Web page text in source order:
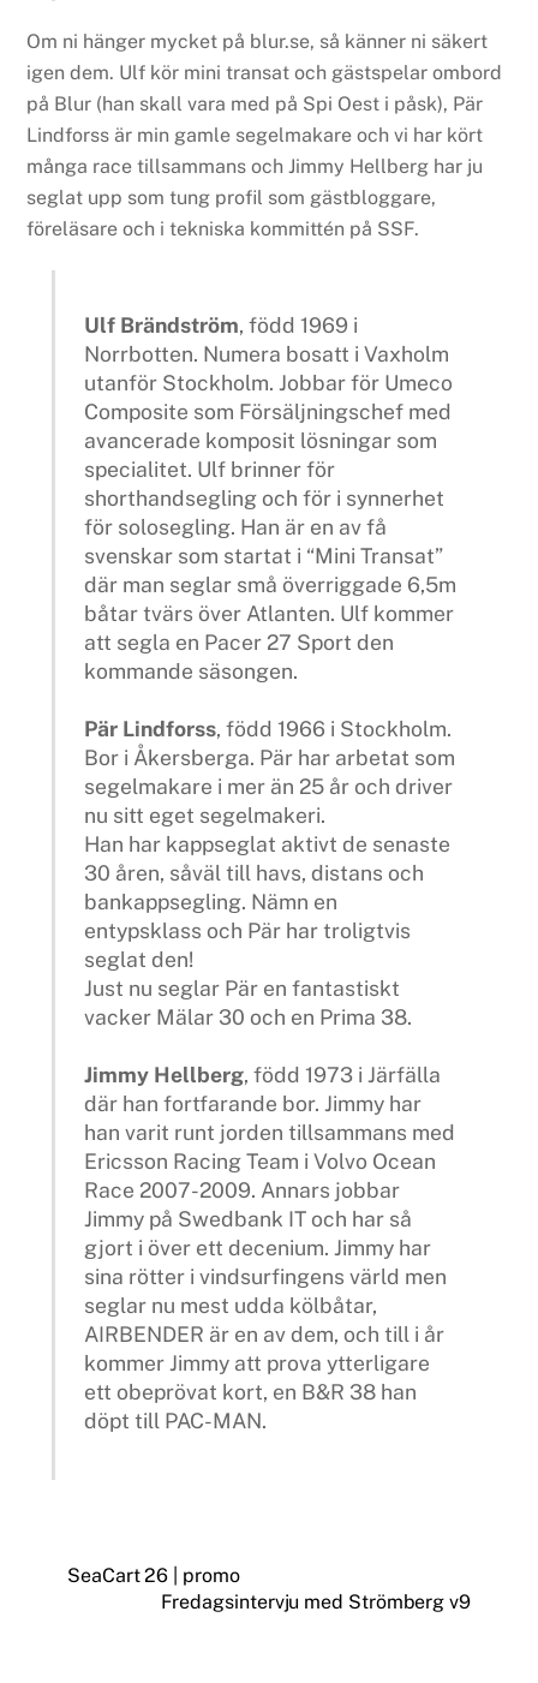
Om ni hänger mycket på blur.se, så känner ni säkert
igen dem. Ulf kör mini transat och gästspelar ombord
på Blur (han skall vara med på Spi Oest i påsk), Pär
Lindforss är min gamle segelmakare och vi har kört
många race tillsammans och Jimmy Hellberg har ju
seglat upp som tung profil som gästbloggare,
föreläsare och i tekniska kommittén på SSF.
Ulf Brändström, född 1969 i
Norrbotten. Numera bosatt i Vaxholm
utanför Stockholm. Jobbar för Umeco
Composite som Försäljningschef med
avancerade komposit lösningar som
specialitet. Ulf brinner för
shorthandsegling och för i synnerhet
för solosegling. Han är en av få
svenskar som startat i “Mini Transat”
där man seglar små överriggade 6,5m
båtar tvärs över Atlanten. Ulf kommer
att segla en Pacer 27 Sport den
kommande säsongen.
Pär Lindforss, född 1966 i Stockholm.
Bor i Åkersberga. Pär har arbetat som
segelmakare i mer än 25 år och driver
nu sitt eget segelmakeri.
Han har kappseglat aktivt de senaste
30 åren, såväl till havs, distans och
bankappsegling. Nämn en
entypsklass och Pär har troligtvis
seglat den!
Just nu seglar Pär en fantastiskt
vacker Mälar 30 och en Prima 38.
Jimmy Hellberg, född 1973 i Järfälla
där han fortfarande bor. Jimmy har
han varit runt jorden tillsammans med
Ericsson Racing Team i Volvo Ocean
Race 2007-2009. Annars jobbar
Jimmy på Swedbank IT och har så
gjort i över ett decenium. Jimmy har
sina rötter i vindsurfingens värld men
seglar nu mest udda kölbåtar,
AIRBENDER är en av dem, och till i år
kommer Jimmy att prova ytterligare
ett obeprövat kort, en B&R 38 han
döpt till PAC-MAN.
SeaCart 26 | promo
Fredagsintervju med Strömberg v9